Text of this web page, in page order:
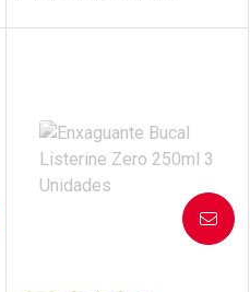
Laboratório
Por Menos
AVISE-ME